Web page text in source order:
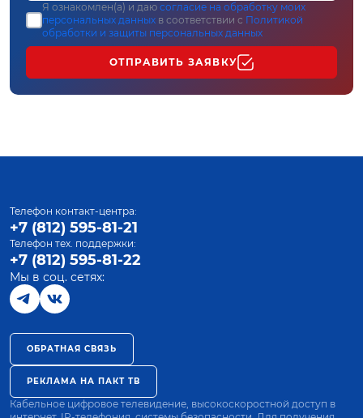
Я ознакомлен(а) и даю согласие на обработку моих
персональных данных в соответствии с Политикой
обработки и защиты персональных данных
ОТПРАВИТЬ ЗАЯВКУ
Телефон контакт-центра:
+7 (812) 595-81-21
Телефон тех. поддержки:
+7 (812) 595-81-22
Мы в соц. сетях:
ОБРАТНАЯ СВЯЗЬ
РЕКЛАМА НА ПАКТ ТВ
Кабельное цифровое телевидение, высокоскоростной доступ в